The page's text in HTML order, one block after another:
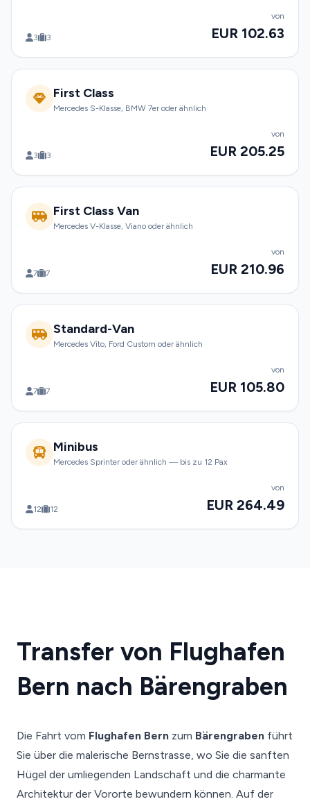
3 3
von
EUR 102.63
First Class
Mercedes S-Klasse, BMW 7er oder ähnlich
3 3
von
EUR 205.25
First Class Van
Mercedes V-Klasse, Viano oder ähnlich
7 7
von
EUR 210.96
Standard-Van
Mercedes Vito, Ford Custom oder ähnlich
7 7
von
EUR 105.80
Minibus
Mercedes Sprinter oder ähnlich — bis zu 12 Pax
12 12
von
EUR 264.49
Transfer von Flughafen
Bern nach Bärengraben
Die Fahrt vom Flughafen Bern zum Bärengraben führt
Sie über die malerische Bernstrasse, wo Sie die sanften
Hügel der umliegenden Landschaft und die charmante
Architektur der Vororte bewundern können. Auf der